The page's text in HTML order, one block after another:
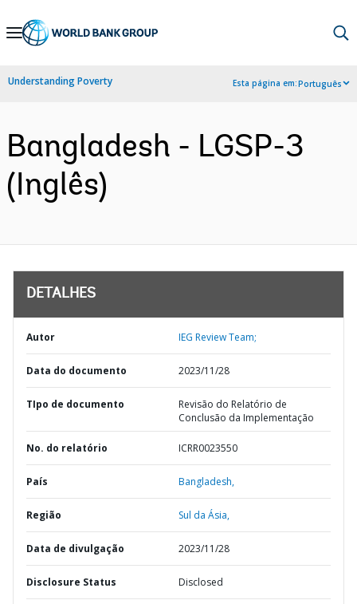
Skip
Navigation
Understanding Poverty Esta página em:Português
Bangladesh - LGSP-3
(Inglês)
DETALHES
Autor IEG Review Team;
Data do documento 2023/11/28
TIpo de documento
Revisão do Relatório de
Conclusão da Implementação
No. do relatório ICRR0023550
País Bangladesh,
Região Sul da Ásia,
Data de divulgação 2023/11/28
Disclosure Status Disclosed